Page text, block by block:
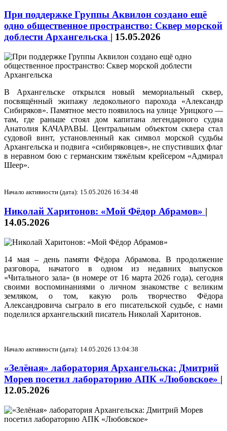
При поддержке Группы Аквилон создано ещё
одно общественное пространство: Сквер морской
доблести Архангельска | 15.05.2026
В Архангельске открылся новый мемориальный сквер,
посвящённый экипажу ледокольного парохода «Александр
Сибиряков». Памятное место появилось на улице Урицкого —
там, где раньше стоял дом капитана легендарного судна
Анатолия КАЧАРАВЫ. Центральным объектом сквера стал
судовой винт, установленный как символ морской судьбы
Архангельска и подвига «сибиряковцев», не спустивших флаг
в неравном бою с германским тяжёлым крейсером «Адмирал
Шеер».
Начало активности (дата): 15.05.2026 16:34:48
Николай Харитонов: «Мой Фёдор Абрамов» |
14.05.2026
14 мая – день памяти Фёдора Абрамова. В продолжение
разговора, начатого в одном из недавних выпусков
«Читального зала» (в номере от 16 марта 2026 года), сегодня
своими воспоминаниями о личном знакомстве с великим
земляком, о том, какую роль творчество Фёдора
Александровича сыграло в его писательской судьбе, с нами
поделился архангельский писатель Николай Харитонов.
Начало активности (дата): 14.05.2026 13:04:38
«Зелёная» лаборатория Архангельска: Дмитрий
Морев посетил лабораторию АПК «Любовское» |
12.05.2026